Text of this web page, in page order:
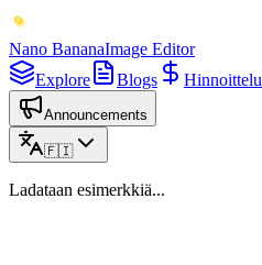
Nano BananaImage Editor
Explore
Blogs Hinnoittelu
Announcements
🇫🇮
Ladataan esimerkkiä...